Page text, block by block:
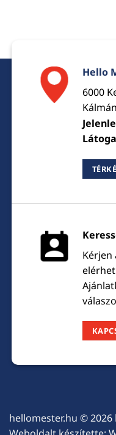
Hello
6000
Kérjen
hellomester.hu © 2026 l